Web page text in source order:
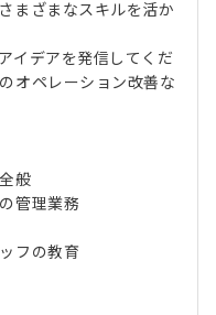
まざまなスキルを活か
イデアを発信してくだ
オペレーション改善な
般
管理業務
フの教育